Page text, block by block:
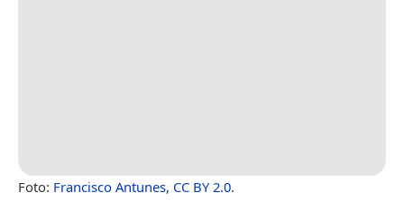
Foto: Francisco Antunes, CC BY 2.0.